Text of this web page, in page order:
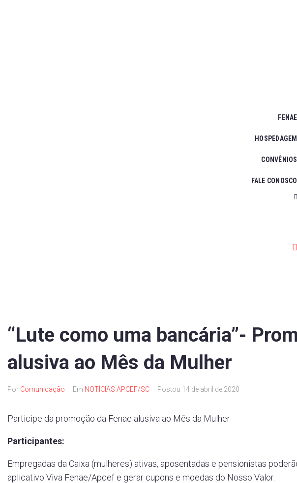
FENAE
HOSPEDAGEM
CONVÊNIOS
FALE CONOSCO
“Lute como uma bancária”-
alusiva ao Mês da Mulher
Por Comunicação Em NOTÍCIAS APCEF/SC Postou 14 de abril de 2020
Participe da promoção da Fenae alusiva ao Mês da Mulher
Participantes:
Empregadas da Caixa (mulheres) ativas, aposentadas e pensionistas
aplicativo Viva Fenae/Apcef e gerar cupons e moedas do Nosso Valor.